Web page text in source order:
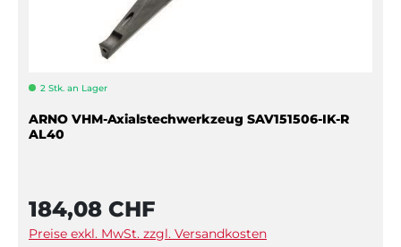
2 Stk. an Lager
ARNO VHM-Axialstechwerkzeug SAV151506-IK-R
AL40
184,08 CHF
Preise exkl. MwSt. zzgl. Versandkosten